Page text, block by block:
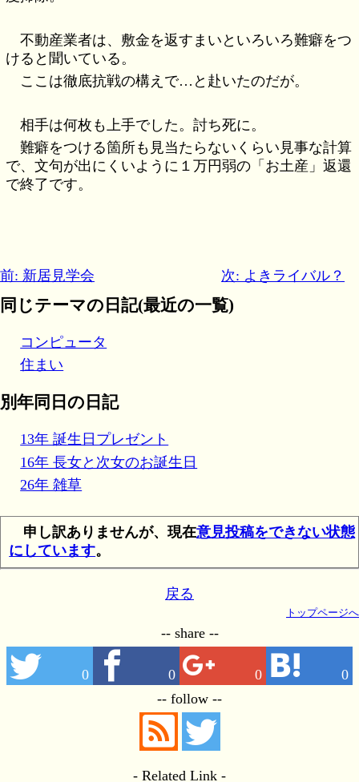
不動産業者は、敷金を返すまいといろいろ難癖をつ
けると聞いている。
ここは徹底抗戦の構えで…と赴いたのだが。
相手は何枚も上手でした。討ち死に。
難癖をつける箇所も見当たらないくらい見事な計算
で、文句が出にくいように１万円弱の「お土産」返還
で終了です。
前: 新居見学会 次: よきライバル？
同じテーマの日記(最近の一覧)
コンピュータ
住まい
別年同日の日記
13年 誕生日プレゼント
16年 長女と次女のお誕生日
26年 雑草
申し訳ありませんが、現在意見投稿をできない状態
にしています。
戻る
トップページへ
-- share --
0 0 0 0
-- follow --
- Related Link -